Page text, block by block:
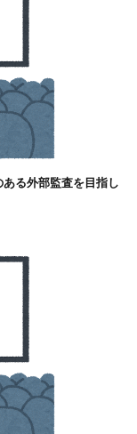
る外部監査を目指し